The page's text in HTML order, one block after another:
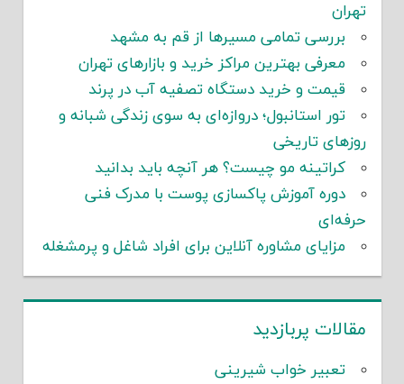
تهران
بررسی تمامی مسیرها از قم به مشهد
معرفی بهترین مراکز خرید و بازارهای تهران
قیمت و خرید دستگاه تصفیه آب در پرند
تور استانبول؛ دروازه‌ای به سوی زندگی شبانه و
روزهای تاریخی
کراتینه مو چیست؟ هر آنچه باید بدانید
دوره آموزش پاکسازی پوست با مدرک فنی
حرفه‌ای
مزایای مشاوره آنلاین برای افراد شاغل و پرمشغله
مقالات پربازدید
تعبیر خواب شیرینی